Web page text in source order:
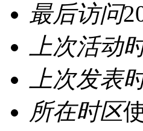
最后访问
上次活动
上次发表
所在时区